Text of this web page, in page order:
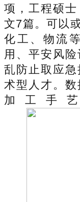
项，工程硕
文7篇。可以
化工、物流
用、平安风
乱防止取应
术型人才。
加工手